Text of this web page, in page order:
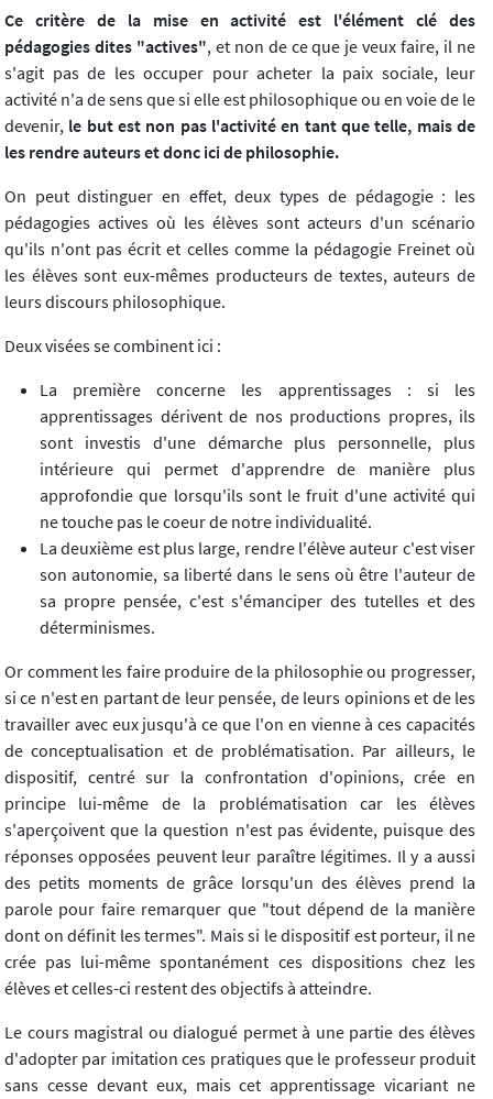
Ce critère de la mise en activité est l'élément clé des
pédagogies dites "actives", et non de ce que je veux faire, il ne
s'agit pas de les occuper pour acheter la paix sociale, leur
activité n'a de sens que si elle est philosophique ou en voie de le
devenir, le but est non pas l'activité en tant que telle, mais de
les rendre auteurs et donc ici de philosophie.
On peut distinguer en effet, deux types de pédagogie : les
pédagogies actives où les élèves sont acteurs d'un scénario
qu'ils n'ont pas écrit et celles comme la pédagogie Freinet où
les élèves sont eux-mêmes producteurs de textes, auteurs de
leurs discours philosophique.
Deux visées se combinent ici :
La première concerne les apprentissages : si les
apprentissages dérivent de nos productions propres, ils
sont investis d'une démarche plus personnelle, plus
intérieure qui permet d'apprendre de manière plus
approfondie que lorsqu'ils sont le fruit d'une activité qui
ne touche pas le coeur de notre individualité.
La deuxième est plus large, rendre l'élève auteur c'est viser
son autonomie, sa liberté dans le sens où être l'auteur de
sa propre pensée, c'est s'émanciper des tutelles et des
déterminismes.
Or comment les faire produire de la philosophie ou progresser,
si ce n'est en partant de leur pensée, de leurs opinions et de les
travailler avec eux jusqu'à ce que l'on en vienne à ces capacités
de conceptualisation et de problématisation. Par ailleurs, le
dispositif, centré sur la confrontation d'opinions, crée en
principe lui-même de la problématisation car les élèves
s'aperçoivent que la question n'est pas évidente, puisque des
réponses opposées peuvent leur paraître légitimes. Il y a aussi
des petits moments de grâce lorsqu'un des élèves prend la
parole pour faire remarquer que "tout dépend de la manière
dont on définit les termes". Mais si le dispositif est porteur, il ne
crée pas lui-même spontanément ces dispositions chez les
élèves et celles-ci restent des objectifs à atteindre.
Le cours magistral ou dialogué permet à une partie des élèves
d'adopter par imitation ces pratiques que le professeur produit
sans cesse devant eux, mais cet apprentissage vicariant ne